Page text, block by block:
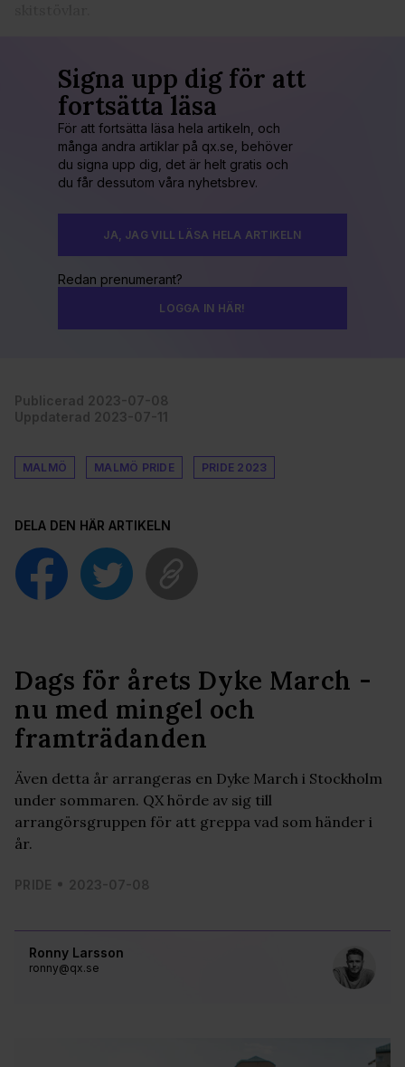
Signa upp dig för att
fortsätta läsa
För att fortsätta läsa hela artikeln, och
många andra artiklar på qx.se, behöver
du signa upp dig, det är helt gratis och
du får dessutom våra nyhetsbrev.
JA, JAG VILL LÄSA HELA ARTIKELN
Redan prenumerant?
LOGGA IN HÄR!
Publicerad 2023-07-08
Uppdaterad 2023-07-11
MALMÖ MALMÖ PRIDE PRIDE 2023
DELA DEN HÄR ARTIKELN
Ronny Larsson
ronny@qx.se
Dags för årets Dyke March -
nu med mingel och
framträdanden
Även detta år arrangeras en Dyke March i Stockholm
under sommaren. QX hörde av sig till
arrangörsgruppen för att greppa vad som händer i
år.
PRIDE 2023-07-08